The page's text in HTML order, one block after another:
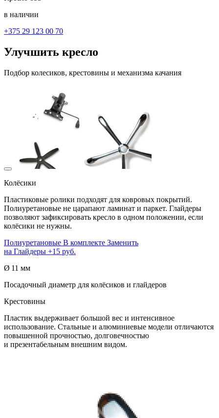
в наличии
+375 29 123 00 70
Улучшить кресло
Подбор колесиков, крестовины и механизма качания
Колёсики
Пластиковые ролики подходят для ковровых покрытий.
Полиуретановые не царапают ламинат и паркет. Глайдеры
позволяют зафиксировать кресло в одном положении, если
колёсики не нужны.
Полиуретановые В комплекте Заменить
на Глайдеры +15 руб.
Ø 11 мм
Посадочный диаметр для колёсиков и глайдеров
Крестовины
Пластик выдерживает большой вес и интенсивное
использование. Стальные и алюминиевые модели отличаются
повышенной прочностью, долговечностью
и презентабельным внешним видом.